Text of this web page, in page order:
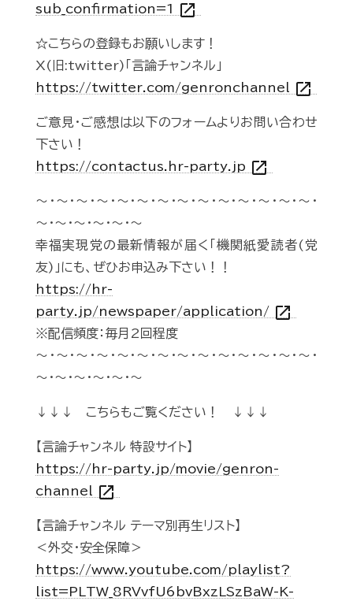
sub_confirmation=1 open_in_new
☆こちらの登録もお願いします！
X(旧:twitter)「言論チャンネル」
https://twitter.com/genronchannel open_in_new
ご意見・ご感想は以下のフォームよりお問い合わせ
下さい！
https://contactus.hr-party.jp open_in_new
～・～・～・～・～・～・～・～・～・～・～・～・～・～・
～・～・～・～・～・～
幸福実現党の最新情報が届く「機関紙愛読者(党
友)」にも、ぜひお申込み下さい！！
https://hr-
party.jp/newspaper/application/ open_in_new
※配信頻度：毎月2回程度
～・～・～・～・～・～・～・～・～・～・～・～・～・～・
～・～・～・～・～・～
↓↓↓ こちらもご覧ください！ ↓↓↓
【言論チャンネル 特設サイト】
https://hr-party.jp/movie/genron-
channel open_in_new
【言論チャンネル テーマ別再生リスト】
＜外交・安全保障＞
https://www.youtube.com/playlist?
list=PLTW_8RVvfU6bvBxzLSzBaW-K-